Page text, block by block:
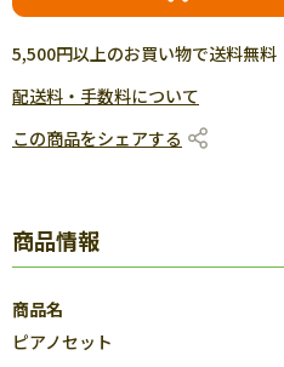
5,500円以上のお買い物で送料無料
配送料・手数料について
この商品をシェアする
商品情報
商品名
ピアノセット